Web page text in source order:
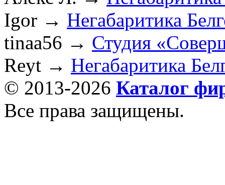
Igor → Негабаритика
tinaa56 → Студия
Reyt → Негабаритика
© 2013-2026 Каталог
Все права защищены.